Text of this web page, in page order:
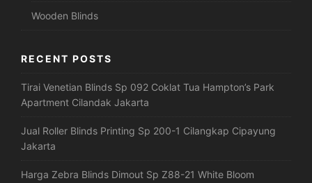
Wooden Blinds
RECENT POSTS
Tirai Venetian Blinds Sp 092 Coklat Tua Hampton’s Park
Apartment Cilandak Jakarta
Jual Roller Blinds Printing Sp 200-1 Cilangkap Cipayung
Jakarta
Harga Zebra Blinds Dimout Sp Z88-21 White Bloom